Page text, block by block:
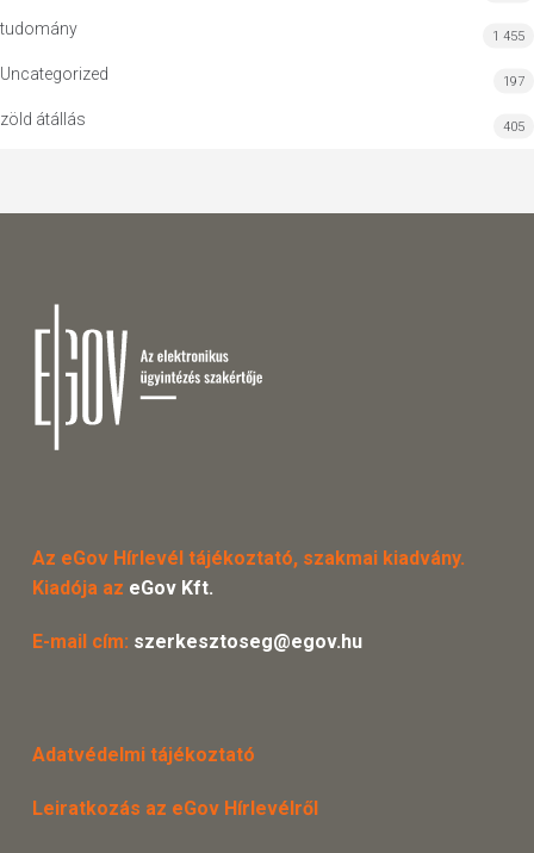
tudomány 1 455
Uncategorized 197
zöld átállás 405
Az eGov Hírlevél tájékoztató, szakmai kiadvány.
Kiadója az eGov Kft.
E-mail cím: szerkesztoseg@egov.hu
Adatvédelmi tájékoztató
Leiratkozás az eGov Hírlevélről